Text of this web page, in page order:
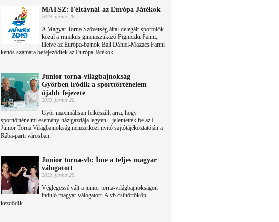
MATSZ: Féltávnál az Európa Játékok
2019. június 26.
A Magyar Torna Szövetség által delegált sportolók
közül a ritmikus gimnasztikázó Pigniczki Fanni,
illetve az Európa-bajnok Bali Dániel-Mazács Fanni
kettős számára befejeződtek az Európa Játékok.
Junior torna-világbajnokság –
Győrben íródik a sporttörténelem
újabb fejezete
2019. június 26.
Győr maximálisan felkészült arra, hogy
sporttörténelmi esemény házigazdája legyen – jelentették be az I.
Junior Torna Világbajnokság nemzetközi nyitó sajtótájékoztatóján a
Rába-parti városban.
Junior torna-vb: Íme a teljes magyar
válogatott
2019. június 25.
Véglegessé vált a junior torna-világbajnokságon
induló magyar válogatott. A vb csütörtökön
kezdődik.